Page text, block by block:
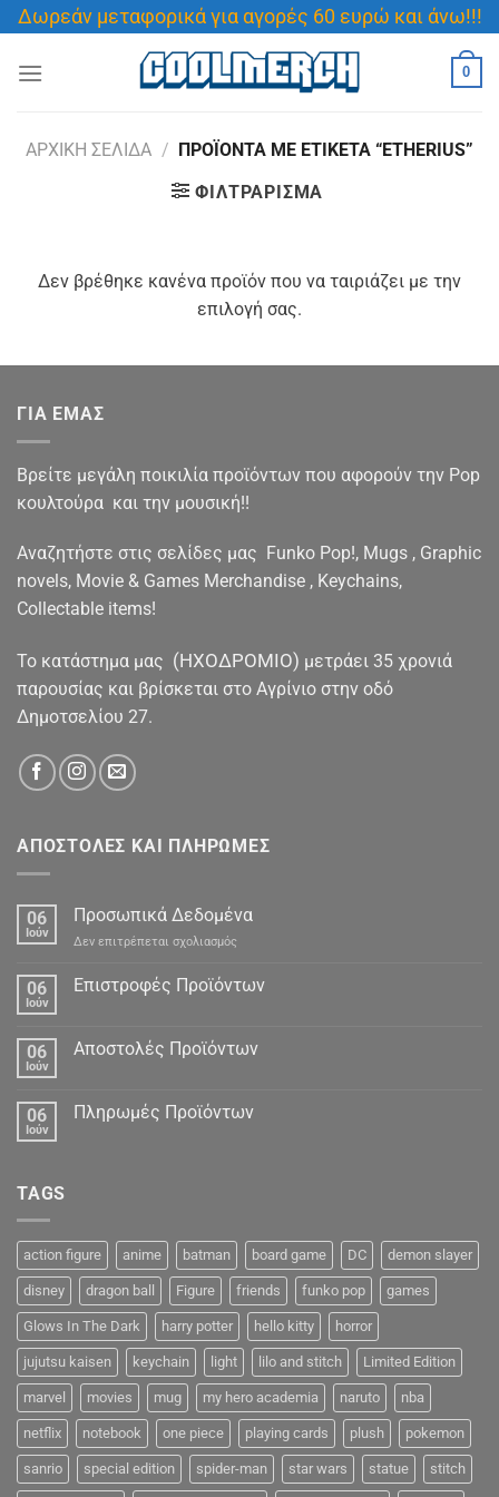
Μετάβαση
στο
περιεχόμενο
Δωρεάν μεταφορικά για αγορές 60 ευρώ και άνω!!!
0
ΑΡΧΙΚΉ ΣΕΛΊΔΑ / ΠΡΟΪΌΝΤΑ ΜΕ ΕΤΙΚΈΤΑ “ETHERIUS”
ΦΙΛΤΡΆΡΙΣΜΑ
Δεν βρέθηκε κανένα προϊόν που να ταιριάζει με την
επιλογή σας.
ΓΙΑ ΕΜΑΣ
Βρείτε μεγάλη ποικιλία προϊόντων που αφορούν την Pop
κουλτούρα και την μουσική!!
Αναζητήστε στις σελίδες μας Funko Pop!, Mugs , Graphic
novels, Movie & Games Merchandise , Keychains,
Collectable items!
To κατάστημα μας (ΗΧΟΔΡΟΜΙΟ) μετράει 35 χρονιά
παρουσίας και βρίσκεται στο Αγρίνιο στην οδό
Δημοτσελίου 27.
ΑΠΟΣΤΟΛΕΣ ΚΑΙ ΠΛΗΡΩΜΕΣ
06
Ιούν
Προσωπικά Δεδομένα
Δεν επιτρέπεται σχολιασμός
Δεδομένα
06
Ιούν
Επιστροφές Προϊόντων
06
Ιούν
Αποστολές Προϊόντων
06
Ιούν
Πληρωμές Προϊόντων
TAGS
action figure anime batman board game DC demon slayer
disney dragon ball Figure friends funko pop games
Glows In The Dark harry potter hello kitty horror
jujutsu kaisen keychain light lilo and stitch Limited Edition
marvel movies mug my hero academia naruto nba
netflix notebook one piece playing cards plush pokemon
sanrio special edition spider-man star wars statue stitch